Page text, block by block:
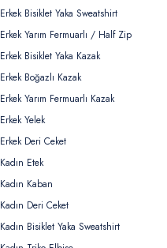
Erkek Bisiklet Yaka Sweatshirt
Erkek Yarım Fermuarlı / Half Zip
Erkek Bisiklet Yaka Kazak
Erkek Boğazlı Kazak
Erkek Yarım Fermuarlı Kazak
Erkek Yelek
Erkek Deri Ceket
Kadın Etek
Kadın Kaban
Kadın Deri Ceket
Kadın Bisiklet Yaka Sweatshirt